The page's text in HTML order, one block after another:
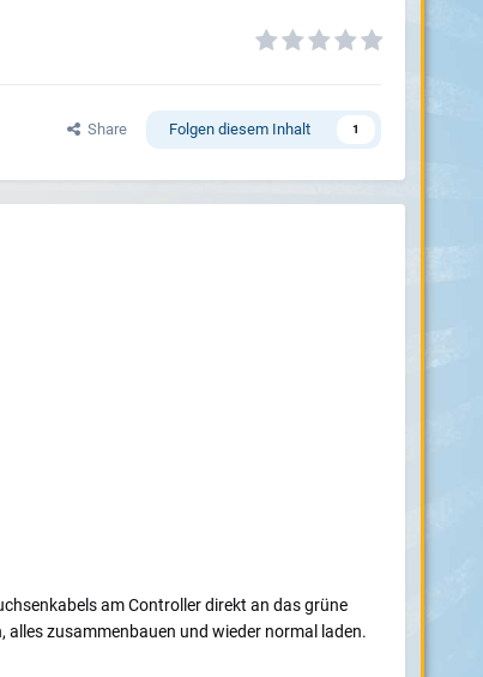
Share Folgen diesem Inhalt 1
am Controller direkt an das grüne
zusammenbauen und wieder normal laden.